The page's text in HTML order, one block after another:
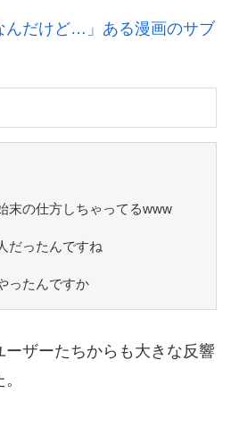
んだけど…」ある漫画のサブ
末の仕方しちゃってるwww
だったんですね
ったんですか
ザーたちからも大きな反響